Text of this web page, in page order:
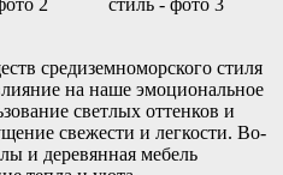
средиземноморского стиля
на наше эмоциональное
светлых оттенков и
свежести и легкости. Во-
и деревянная мебель